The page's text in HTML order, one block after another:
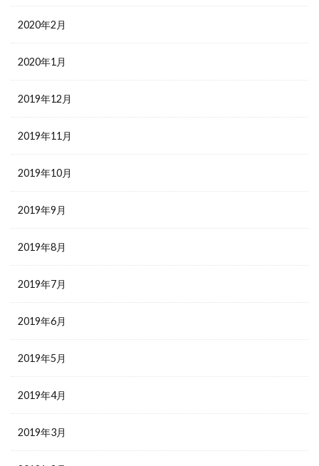
2020年2月
2020年1月
2019年12月
2019年11月
2019年10月
2019年9月
2019年8月
2019年7月
2019年6月
2019年5月
2019年4月
2019年3月